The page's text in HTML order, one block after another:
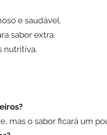
e saudável.
sabor extra.
nutritiva.
mas o sabor ficará um